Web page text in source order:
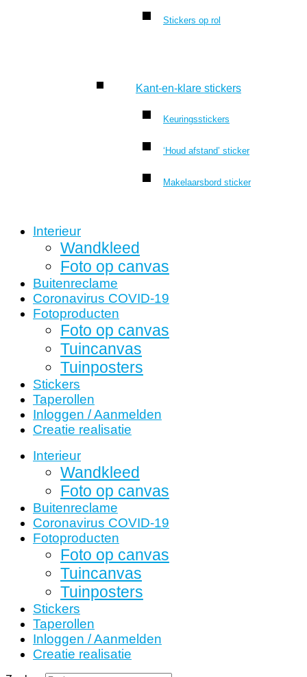
Stickers op rol
Kant-en-klare stickers
Keuringsstickers
‘Houd afstand’ sticker
Makelaarsbord sticker
Interieur
Wandkleed
Foto op canvas
Buitenreclame
Coronavirus COVID-19
Fotoproducten
Foto op canvas
Tuincanvas
Tuinposters
Stickers
Taperollen
Inloggen / Aanmelden
Creatie realisatie
Interieur
Wandkleed
Foto op canvas
Buitenreclame
Coronavirus COVID-19
Fotoproducten
Foto op canvas
Tuincanvas
Tuinposters
Stickers
Taperollen
Inloggen / Aanmelden
Creatie realisatie